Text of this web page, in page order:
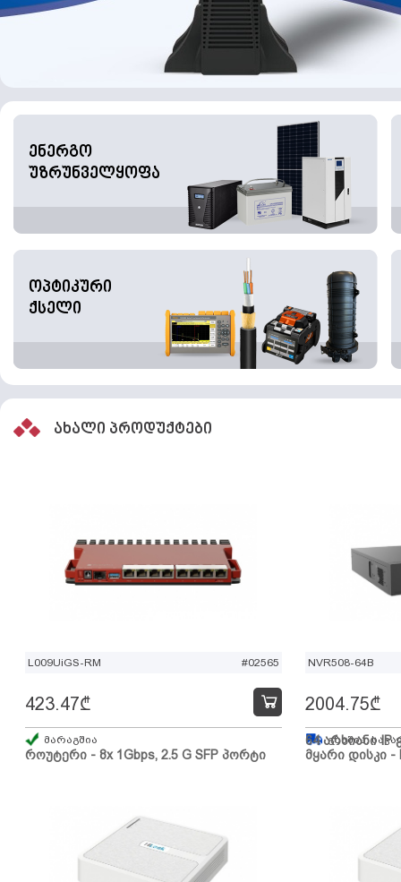
ენერგო
უზრუნველყოფა
ოპტიკური
ქსელი
ახალი პროდუქტები
L009UiGS-RM #02565
როუტერი - 8x 1Gbps, 2.5 G SFP პორტი
423.47₾
მარაგშია
NVR508-64B
64 არხიანი IP
მყარი დისკი -
2004.75₾
გზაშია,